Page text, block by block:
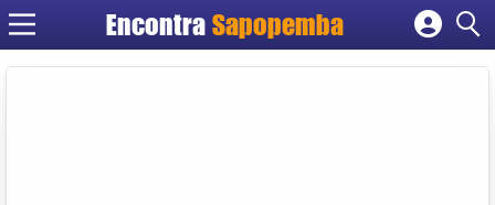
Encontra Sapopemba
Cadastrar empresa